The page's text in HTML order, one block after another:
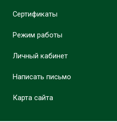
Сертификаты
Режим работы
Личный кабинет
Написать письмо
Карта сайта